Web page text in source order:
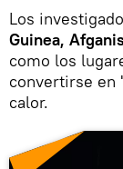
Los
Guinea,
como los
convertirse en
calor.